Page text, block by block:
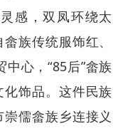
感，双凤环绕太
族传统服饰红、
心，“85后”畲族
饰品。这件民族
儒畲族乡连接义